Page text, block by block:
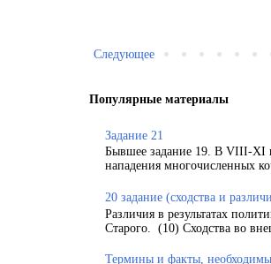
Следующее
Популярные материалы
Задание 21
Бывшее задание 19. В VIII-XI
нападения многочисленных
20 задание (сходства и
Различия в результатах
Старого. (10) Сходства во
Термины и факты,